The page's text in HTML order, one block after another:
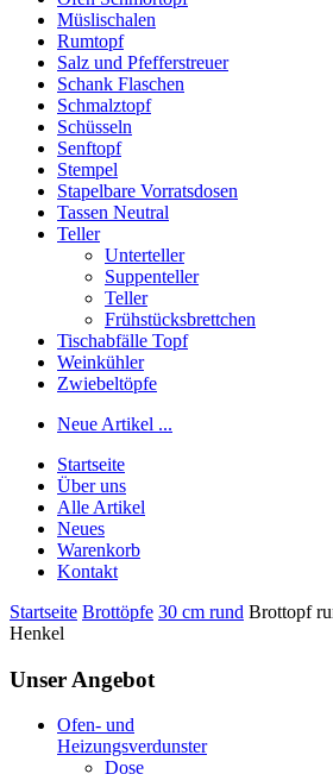
Müslischalen
Rumtopf
Salz und Pfefferstreuer
Schank Flaschen
Schmalztopf
Schüsseln
Senftopf
Stempel
Stapelbare Vorratsdosen
Tassen Neutral
Teller
Unterteller
Suppenteller
Teller
Frühstücksbrettchen
Tischabfälle Topf
Weinkühler
Zwiebeltöpfe
Neue Artikel ...
Startseite
Über uns
Alle Artikel
Neues
Warenkorb
Kontakt
Startseite Brottöpfe 30 cm rund Brottopf
Henkel
Unser Angebot
Ofen- und
Heizungsverdunster
Dose